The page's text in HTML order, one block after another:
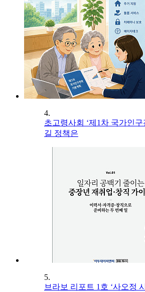
4.
초고령사회 ‘제1차 국가인
길 정책은
5.
브라보 리포트 1호 ‘사오정